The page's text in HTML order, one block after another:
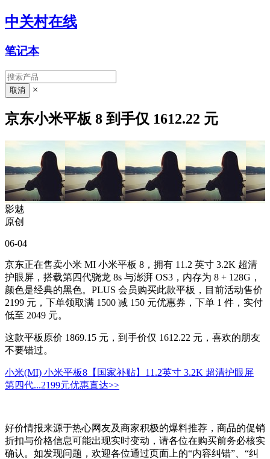
中关村在线
笔记本
×
京东小米平板 8 到手仅 1612.22 元
影魅
原创
06-04
京东正在售卖小米 MI 小米平板 8，拥有 11.2 英寸 3.2K 超清
护眼屏，搭载第四代骁龙 8s 与澎湃 OS3，内存为 8 + 128G，
颜色是经典的黑色。PLUS 会员购买此款平板，目前活动售价
2199 元，下单领取满 1500 减 150 元优惠券，下单 1 件，实付
低至 2049 元。
这款平板原价 1869.15 元，到手价仅 1612.22 元，喜欢的朋友
不要错过。
小米(MI) 小米平板8【国家补贴】11.2英寸 3.2K 超清护眼屏
第四代...2199元优惠直达>>
好价情报来源于热心网友及商家积极的爆料推荐，商品的促销
折扣与价格信息可能出现实时变动，请各位在购买前务必核实
确认。如发现问题，欢迎各位通过页面上的“内容纠错”、“纠